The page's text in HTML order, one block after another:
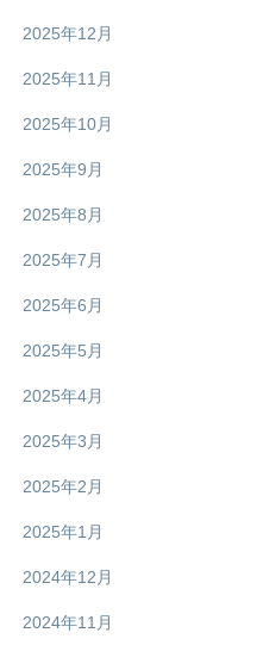
2025年12月
2025年11月
2025年10月
2025年9月
2025年8月
2025年7月
2025年6月
2025年5月
2025年4月
2025年3月
2025年2月
2025年1月
2024年12月
2024年11月